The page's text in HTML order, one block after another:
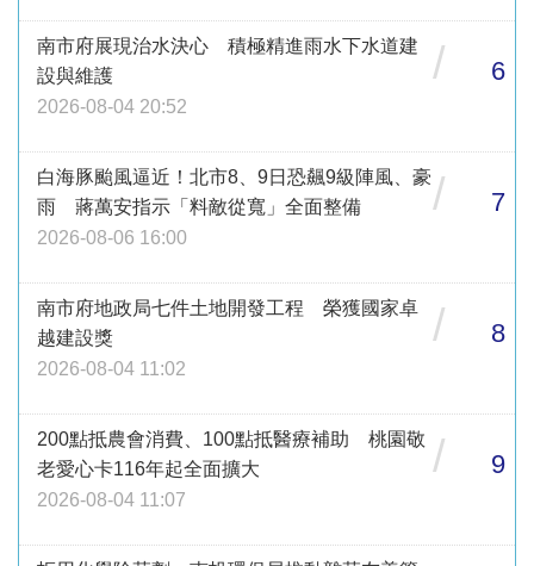
南市府展現治水決心 積極精進雨水下水道建
設與維護
2026-08-04 20:52
/ 6
白海豚颱風逼近！北市8、9日恐飆9級陣風、豪
雨 蔣萬安指示「料敵從寬」全面整備
2026-08-06 16:00
/ 7
南市府地政局七件土地開發工程 榮獲國家卓
越建設獎
2026-08-04 11:02
/ 8
200點抵農會消費、100點抵醫療補助 桃園敬
老愛心卡116年起全面擴大
2026-08-04 11:07
/ 9